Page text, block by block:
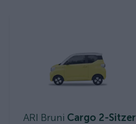
ARI Bruni Cargo 2-Sitzer